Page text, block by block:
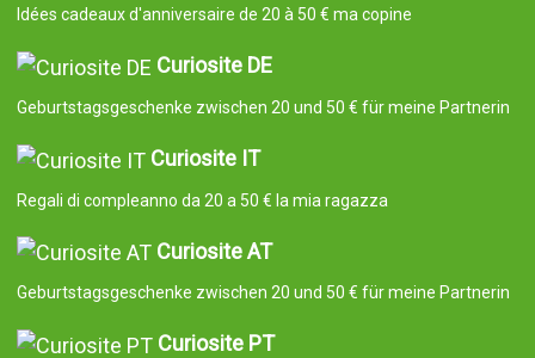
Idées cadeaux d'anniversaire de 20 à 50 € ma copine
Curiosite DE
Geburtstagsgeschenke zwischen 20 und 50 € für meine Partnerin
Curiosite IT
Regali di compleanno da 20 a 50 € la mia ragazza
Curiosite AT
Geburtstagsgeschenke zwischen 20 und 50 € für meine Partnerin
Curiosite PT